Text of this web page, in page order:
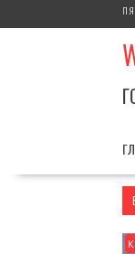
к